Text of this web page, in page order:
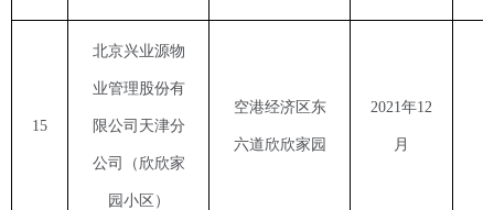
15
北京兴业源物
业管理股份有
限公司天津分
公司（欣欣家
园小区）
空港经济区东
六道欣欣家园
2021 年12
月